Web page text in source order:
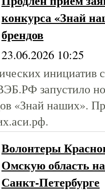
конкурса «Знай
брендов
23.06.2026 10:25
запустило
«Знай наших».
Волонтеры
Омскую область
Санкт-Петербурге